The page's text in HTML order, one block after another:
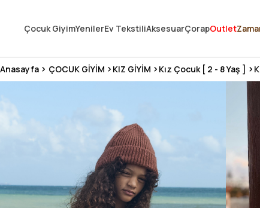
3 MİLYONDAN FAZLA MUTLU MÜŞTERİ ❤️ 10 MİLYON ÜRÜN
Çocuk GiyimYenilerEv TekstiliAksesuarÇorapOutlet
Anasayfa ÇOCUK GİYİM KIZ GİYİM Kız Çocuk [ 2 - 8 Yaş ]